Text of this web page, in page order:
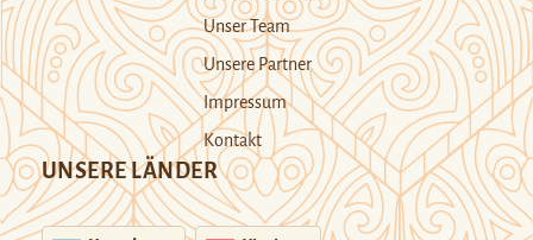
Unser Team
Unsere Partner
Impressum
Kontakt
UNSERE LÄNDER